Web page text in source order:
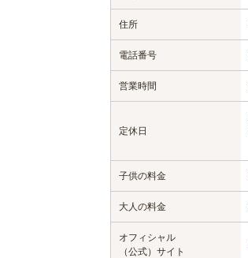
住所
電話番号
営業時間
定休日
子供の料金
大人の料金
オフィシャル
（公式）サイト